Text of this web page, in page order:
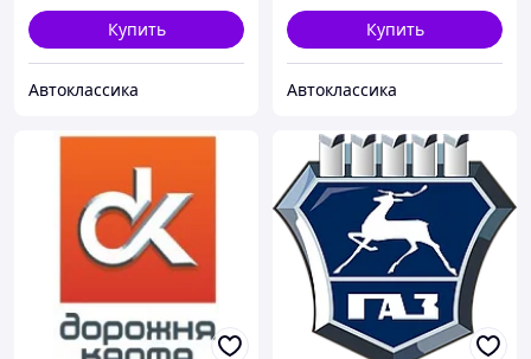
Купить
Автоклассика
Купить
Автоклассика